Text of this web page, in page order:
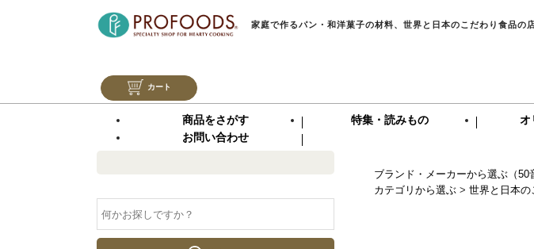
家庭で作るパン・和洋菓子の材料、世界と日本のこだわり食品の
カート
商品をさがす 特集・読みもの オ
お問い合わせ
ブランド・メーカーから選ぶ（50
カテゴリから選ぶ > 世界と日本の